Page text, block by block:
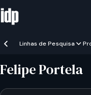
Linhas de Pesquisa
Felipe Portela